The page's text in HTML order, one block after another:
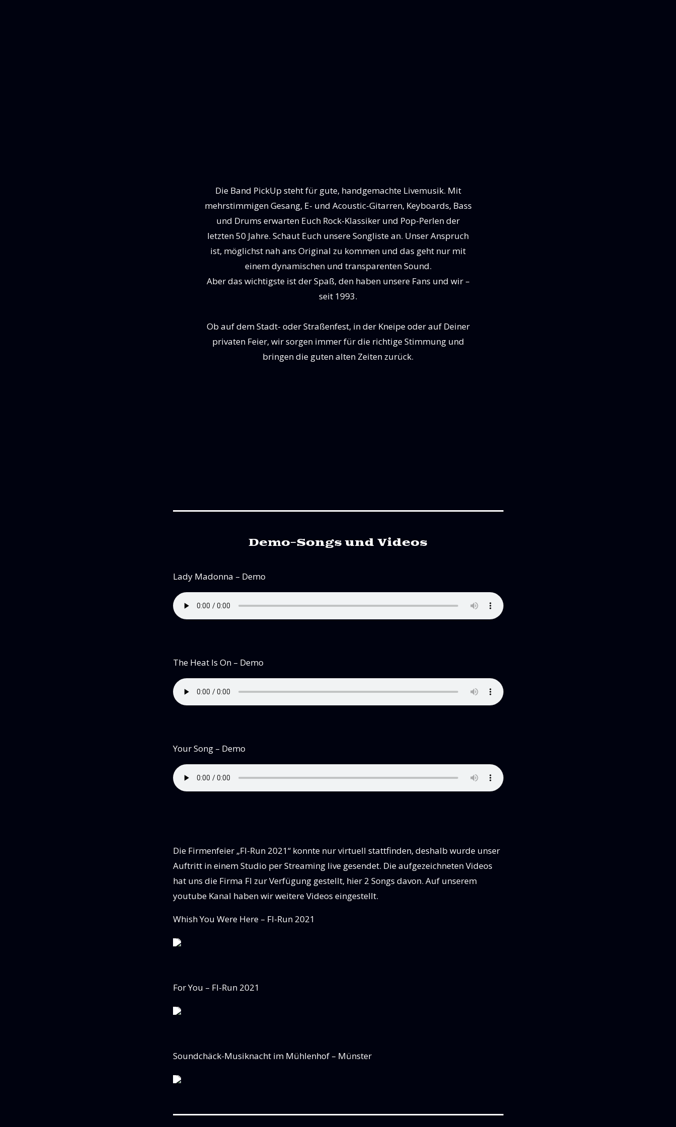
Die Band PickUp steht für gute, handgemachte Livemusik. Mit
mehrstimmigen Gesang, E- und Acoustic-Gitarren, Keyboards, Bass
und Drums erwarten Euch Rock-Klassiker und Pop-Perlen der
letzten 50 Jahre. Schaut Euch unsere Songliste an. Unser Anspruch
ist, möglichst nah ans Original zu kommen und das geht nur mit
einem dynamischen und transparenten Sound.
Aber das wichtigste ist der Spaß, den haben unsere Fans und wir –
seit 1993.
Ob auf dem Stadt- oder Straßenfest, in der Kneipe oder auf Deiner
privaten Feier, wir sorgen immer für die richtige Stimmung und
bringen die guten alten Zeiten zurück.
Demo-Songs und Videos
Lady Madonna – Demo
The Heat Is On – Demo
Your Song – Demo
Die Firmenfeier „FI-Run 2021“ konnte nur virtuell stattfinden, deshalb wurde unser
Auftritt in einem Studio per Streaming live gesendet. Die aufgezeichneten Videos
hat uns die Firma FI zur Verfügung gestellt, hier 2 Songs davon. Auf unserem
youtube Kanal haben wir weitere Videos eingestellt.
Whish You Were Here – FI-Run 2021
For You – FI-Run 2021
Soundchäck-Musiknacht im Mühlenhof – Münster